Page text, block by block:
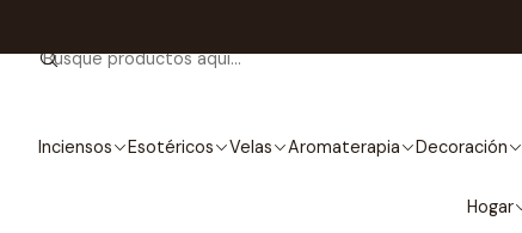
Inciensos Esotéricos Velas Aromaterapia Decoración
Hogar